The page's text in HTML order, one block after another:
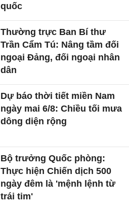
quốc
Thường trực Ban Bí thư
Trần Cẩm Tú: Nâng tầm đối
ngoại Đảng, đối ngoại nhân
dân
Dự báo thời tiết miền Nam
ngày mai 6/8: Chiều tối mưa
dông diện rộng
Bộ trưởng Quốc phòng:
Thực hiện Chiến dịch 500
ngày đêm là 'mệnh lệnh từ
trái tim'